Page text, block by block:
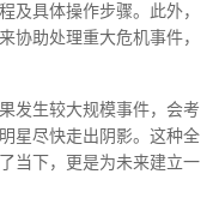
及具体操作步骤。此外，
协助处理重大危机事件，
发生较大规模事件，会考
星尽快走出阴影。这种全
当下，更是为未来建立一